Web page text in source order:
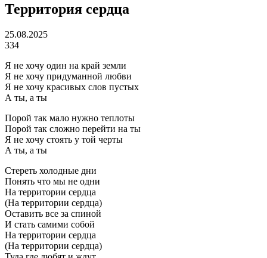
Территория сердца
25.08.2025
334
Я не хочу один на край земли
Я не хочу придуманной любви
Я не хочу красивых слов пустых
А ты, а ты
Порой так мало нужно теплоты
Порой так сложно перейти на ты
Я не хочу стоять у той черты
А ты, а ты
Стереть холодные дни
Понять что мы не одни
На территории сердца
(На территории сердца)
Оставить все за спиной
И стать самими собой
На территории сердца
(На территории сердца)